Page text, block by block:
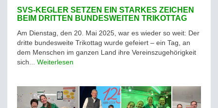
SVS-KEGLER SETZEN EIN STARKES ZEICHEN
BEIM DRITTEN BUNDESWEITEN TRIKOTTAG
Am Dienstag, den 20. Mai 2025, war es wieder so weit: Der
dritte bundesweite Trikottag wurde gefeiert – ein Tag, an
dem Menschen im ganzen Land ihre Vereinszugehörigkeit
sich... Weiterlesen